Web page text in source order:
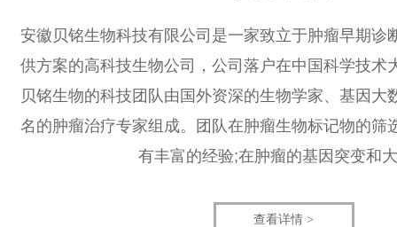
安徽贝铭生物科技有限公司是一家致立于肿瘤早期诊
供方案的高科技生物公司，公司落户在中国科学技术
贝铭生物的科技团队由国外资深的生物学家、基因大
名的肿瘤治疗专家组成。团队在肿瘤生物标记物的筛
有丰富的经验;在肿瘤的基因突变和
查看详情 >